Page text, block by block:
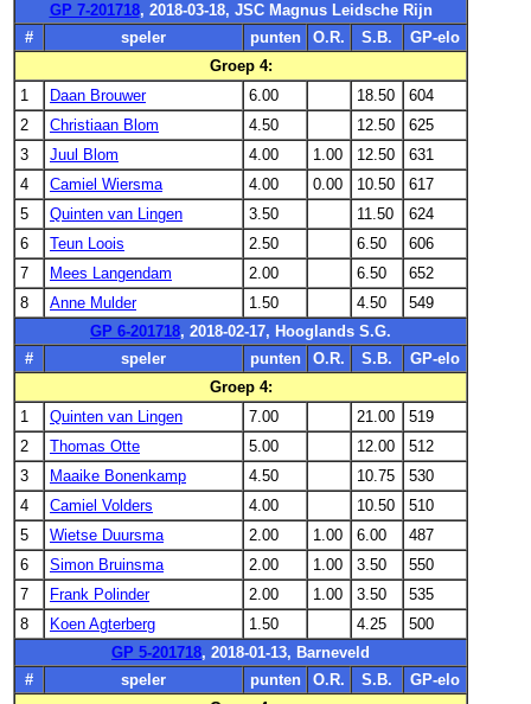
GP 7-201718, 2018-03-18, JSC Magnus Leidsche Rijn
#
speler punten O.R. S.B.
GP-elo
Groep 4:
1
Daan Brouwer 6.00 18.50
604
2
Christiaan Blom 4.50 12.50
625
3
Juul Blom 4.00 1.00 12.50
631
4
Camiel Wiersma 4.00 0.00 10.50
617
5
Quinten van Lingen 3.50 11.50
624
6
Teun Loois 2.50 6.50
606
7
Mees Langendam 2.00 6.50
652
8
Anne Mulder 1.50 4.50
549
GP 6-201718, 2018-02-17, Hooglands S.G.
#
speler punten O.R. S.B.
GP-elo
Groep 4:
1
Quinten van Lingen 7.00 21.00
519
2
Thomas Otte 5.00 12.00
512
3
Maaike Bonenkamp 4.50 10.75
530
4
Camiel Volders 4.00 10.50
510
5
Wietse Duursma 2.00 1.00 6.00
487
6
Simon Bruinsma 2.00 1.00 3.50
550
7
Frank Polinder 2.00 1.00 3.50
535
8
Koen Agterberg 1.50 4.25
500
GP 5-201718, 2018-01-13, Barneveld
#
speler punten O.R. S.B.
GP-elo